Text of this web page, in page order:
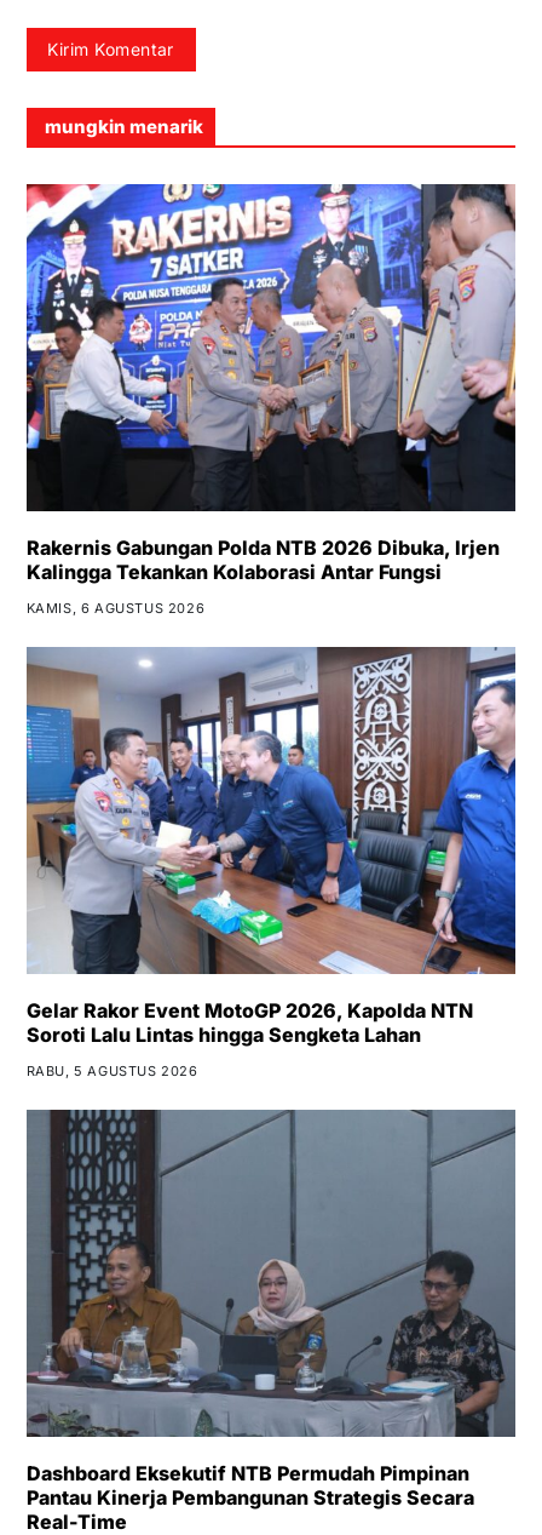
mungkin menarik
Rakernis Gabungan Polda NTB 2026 Dibuka, Irjen
Kalingga Tekankan Kolaborasi Antar Fungsi
KAMIS, 6 AGUSTUS 2026
Gelar Rakor Event MotoGP 2026, Kapolda NTN
Soroti Lalu Lintas hingga Sengketa Lahan
RABU, 5 AGUSTUS 2026
Dashboard Eksekutif NTB Permudah Pimpinan
Pantau Kinerja Pembangunan Strategis Secara
Real-Time